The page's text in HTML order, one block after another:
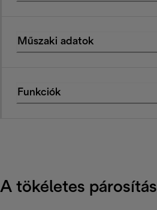
Műszaki adatok
Funkciók
A tökéletes párosítás